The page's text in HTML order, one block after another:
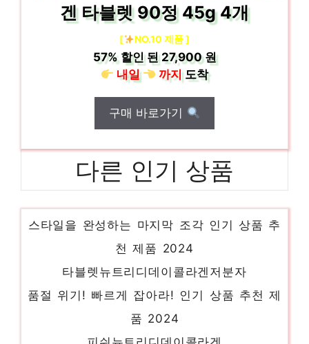
겐 타블렛 90정 45g 4개
[ NO.10 제품 ]
57%할인 된27,900 원
내일
까지도착
구매 바로가기
다른 인기 상품
타블렛뉴트리디데이콜라겐피쉬
스타일을 완성하는 마지막 조각 인기 상품 추